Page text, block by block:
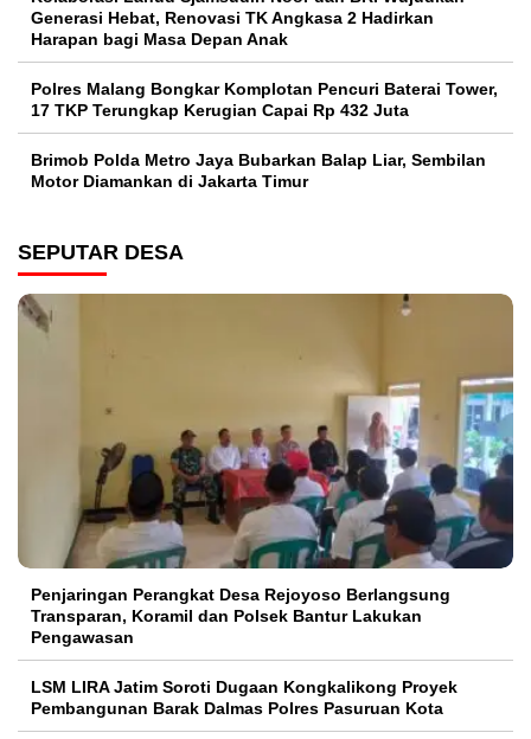
Generasi Hebat, Renovasi TK Angkasa 2 Hadirkan
Harapan bagi Masa Depan Anak
Polres Malang Bongkar Komplotan Pencuri Baterai Tower,
17 TKP Terungkap Kerugian Capai Rp 432 Juta
Brimob Polda Metro Jaya Bubarkan Balap Liar, Sembilan
Motor Diamankan di Jakarta Timur
SEPUTAR DESA
Penjaringan Perangkat Desa Rejoyoso Berlangsung
Transparan, Koramil dan Polsek Bantur Lakukan
Pengawasan
LSM LIRA Jatim Soroti Dugaan Kongkalikong Proyek
Pembangunan Barak Dalmas Polres Pasuruan Kota